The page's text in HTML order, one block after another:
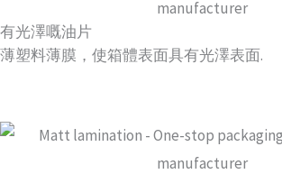
有光澤嘅油片
薄塑料薄膜，使箱體表面具有光澤表面.